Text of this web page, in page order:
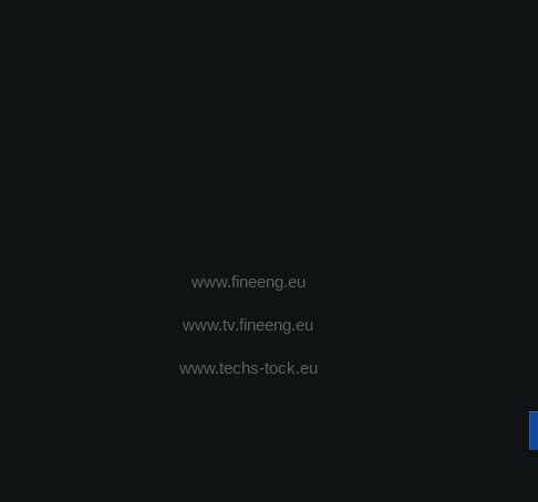
www.fineeng.eu
www.tv.fineeng.eu
www.techs-tock.eu